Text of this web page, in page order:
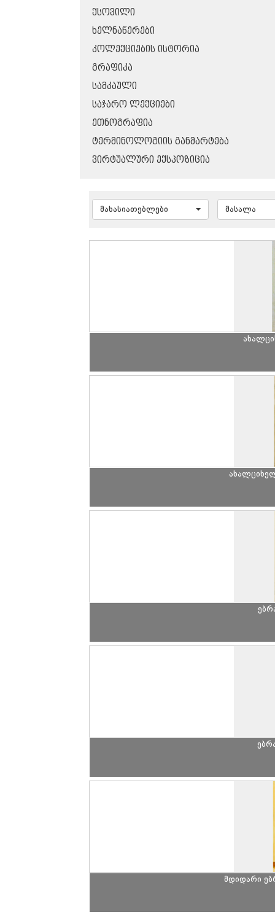
ᲥᲡᲝᲕᲘᲚᲘ
ᲮᲔᲚᲜᲐᲬᲔᲠᲔᲑᲘ
ᲙᲝᲚᲔᲥᲪᲘᲔᲑᲘᲡ ᲘᲡᲢᲝᲠᲘᲐ
ᲒᲠᲐᲤᲘᲙᲐ
ᲡᲐᲛᲙᲐᲣᲚᲘ
ᲡᲐᲯᲐᲠᲝ ᲚᲔᲥᲪᲘᲔᲑᲘ
ᲔᲗᲜᲝᲒᲠᲐᲤᲘᲐ
ᲢᲔᲠᲛᲘᲜᲝᲚᲝᲒᲘᲘᲡ ᲒᲐᲜᲛᲐᲠᲢᲔᲑᲐ
ᲕᲘᲠᲢᲣᲐᲚᲣᲠᲘ ᲔᲥᲡᲞᲝᲖᲘᲪᲘᲐ
მახასიათებლები მასალა
მდიდარი